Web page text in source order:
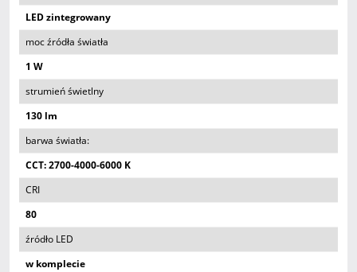
LED zintegrowany
moc źródła światła
1 W
strumień świetlny
130 lm
barwa światła:
CCT: 2700-4000-6000 K
CRI
80
źródło LED
w komplecie